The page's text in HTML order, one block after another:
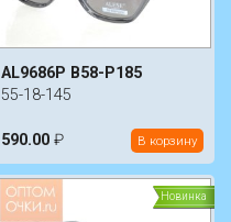
AL9686P B58-P185
55-18-145
590.00 ₽ В корзину
Новинка